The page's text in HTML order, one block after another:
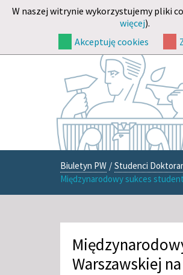
W naszej witrynie wykorzystujemy pliki
więcej).
Akceptuję cookies
Biuletyn PW / Studenci
Międzynarodowy sukces
Warszawskiej